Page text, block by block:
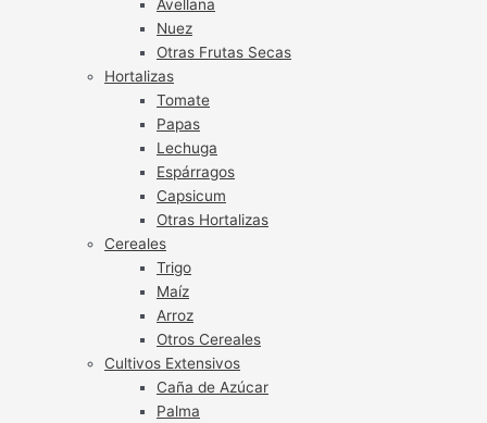
Avellana
Nuez
Otras Frutas Secas
Hortalizas
Tomate
Papas
Lechuga
Espárragos
Capsicum
Otras Hortalizas
Cereales
Trigo
Maíz
Arroz
Otros Cereales
Cultivos Extensivos
Caña de Azúcar
Palma